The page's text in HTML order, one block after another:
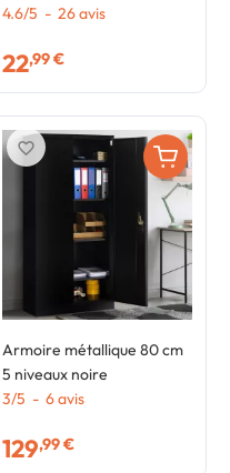
noir design industriel
4.6/5 - 26avis
22,99 €
Armoire métallique 80 cm
5 niveaux noire
3/5 - 6avis
129,99 €
favorite_border